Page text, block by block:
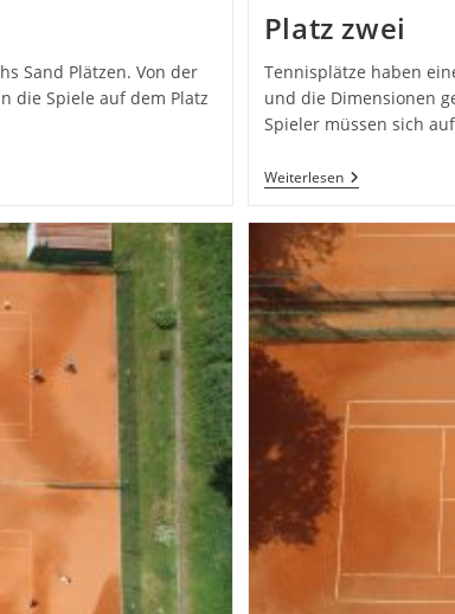
Sand Plätzen. Von der
die Spiele auf dem Platz
Platz zwei
Tennisplätze haben
und die Dimensionen
Spieler müssen sich
WeiterlesenPlatz
Zwei